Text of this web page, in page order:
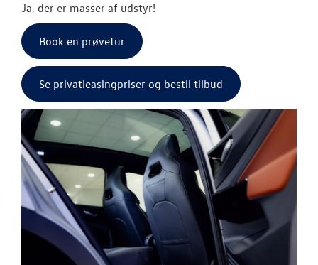
ID. Polo
ID.7 og ID.7
Den nye
Garanti
BRUGTE BILER
Ja, der er masser af udstyr!
Book en prøvetur
Se privatleasingpriser og bestil tilbud